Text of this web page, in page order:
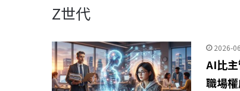
Z世代
2026-
AI比
職場